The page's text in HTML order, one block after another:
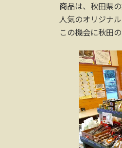
商品は、秋田県
人気のオリジナ
この機会に秋田